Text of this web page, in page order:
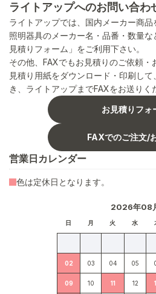
ライトアップへのお問い合わ
ライトアップでは、国内メーカー商品
照明器具のメーカー名・品番・数量
見積りフォーム」をご利用下さい。
その他、FAXでもお見積りのご依頼・
見積り用紙をダウンロード・印刷し
き、ライトアップまでFAXをお送りく
お見積りフォ
FAXでのご注文/
営業日カレンダー
2026年08
日 月 火 水
02 03 04 05
09 10 11 12
色は定休日となります。